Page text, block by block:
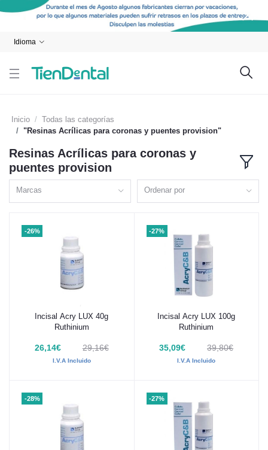
Idioma
Inicio
Todas las categorías
"Resinas Acrílicas para coronas y puentes provision"
Resinas Acrílicas para coronas y
puentes provision
Marcas Ordenar por
-26%
Añadir al carrito
Incisal Acry LUX 40g
Ruthinium
26,14€ 29,16€
I.V.A Incluido
-27%
Añadir al carrito
Incisal Acry LUX 100g
Ruthinium
35,09€ 39,80€
I.V.A Incluido
-28% -27%